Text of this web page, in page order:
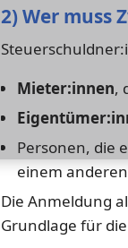
2) Wer muss
Mieter:innen,
Personen, die
einem
Die Anmeldung
Grundlage für